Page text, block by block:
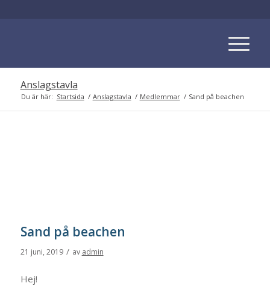
Anslagstavla
Du är här: Startsida / Anslagstavla / Medlemmar / Sand på beachen
Sand på beachen
21 juni, 2019 / av admin
Hej!